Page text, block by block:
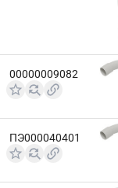
00000009082
ПЭ000040401